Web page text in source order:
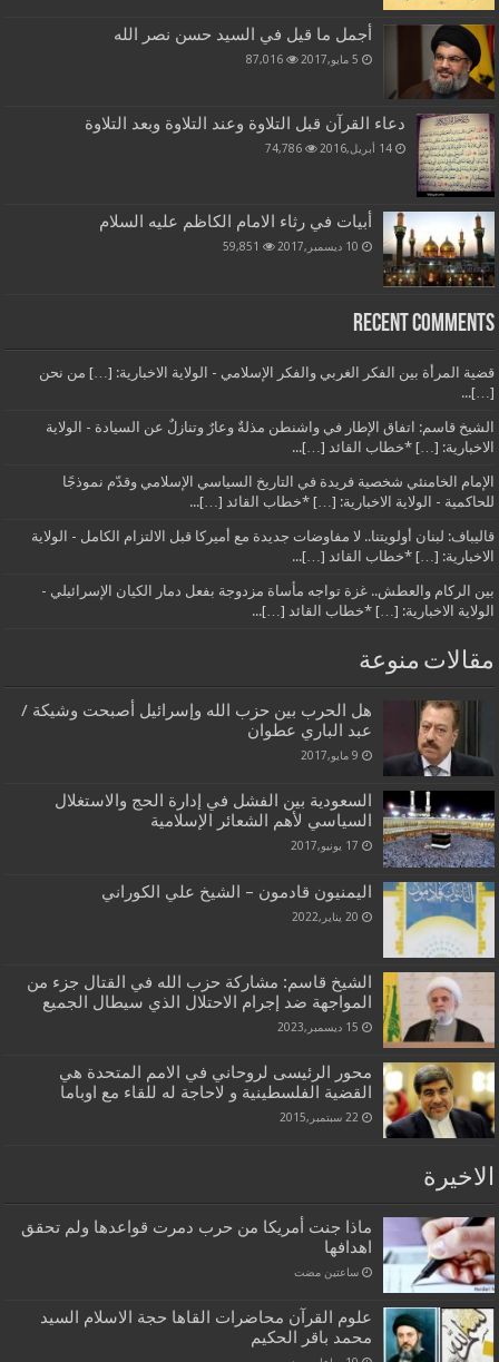
أجمل ما قيل في السيد حسن نصر الله
5 مايو,2017 87,016
دعاء القرآن قبل التلاوة وعند التلاوة وبعد التلاوة
14 أبريل,2016 74,786
أبيات في رثاء الامام الكاظم عليه السلام
10 ديسمبر,2017 59,851
Recent Comments
قضية المرأة بين الفكر الغربي والفكر الإسلامي - الولاية الاخبارية: […] من نحن
[…]...
الشيخ قاسم: اتفاق الإطار في واشنطن مذلةٌ وعارٌ وتنازلٌ عن السيادة - الولاية
الاخبارية: […] *خطاب القائد […]...
الإمام الخامنئي شخصية فريدة في التاريخ السياسي الإسلامي وقدّم نموذجًا
للحاكمية - الولاية الاخبارية: […] *خطاب القائد […]...
قاليباف: لبنان أولويتنا.. لا مفاوضات جديدة مع أميركا قبل الالتزام الكامل - الولاية
الاخبارية: […] *خطاب القائد […]...
بين الركام والعطش.. غزة تواجه مأساة مزدوجة بفعل دمار الكيان الإسرائيلي -
الولاية الاخبارية: […] *خطاب القائد […]...
مقالات منوعة
هل الحرب بين حزب الله وإسرائيل أصبحت وشيكة /
عبد الباري عطوان
9 مايو,2017
السعودية بين الفشل في إدارة الحج والاستغلال
السياسي لأهم الشعائر الإسلامية
17 يونيو,2017
اليمنيون قادمون – الشيخ علي الكوراني
20 يناير,2022
الشيخ قاسم: مشاركة حزب الله في القتال جزء من
المواجهة ضد إجرام الاحتلال الذي سيطال الجميع
15 ديسمبر,2023
محور الرئیسی لروحاني في الامم المتحدة هي
القضیة الفلسطینیة و لاحاجة له للقاء مع اوباما
22 سبتمبر,2015
الاخيرة
ماذا جنت أمريكا من حرب دمرت قواعدها ولم تحقق
اهدافها
‏ساعتين مضت
علوم القرآن محاضرات القاها حجة الاسلام السيد
محمد باقر الحكيم